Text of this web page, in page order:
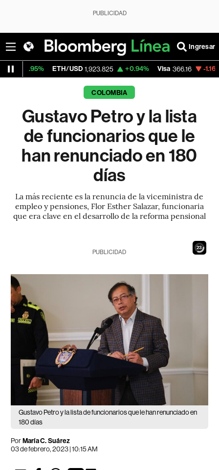
PUBLICIDAD
Ingresar
ETH/USD 1,923.825 +0.94% Visa 366.16 -1.16%
COLOMBIA
Gustavo Petro y la lista
de funcionarios que le
han renunciado en 180
días
La más reciente es la renuncia de la viceministra de
empleo y pensiones, Flor Esther Salazar, funcionaria
que era clave en el desarrollo de la reforma pensional
21
PUBLICIDAD
Gustavo Petro y la lista de funcionarios que le han renunciado en
180 días
PorMaría C. Suárez
03 de febrero, 2023 | 10:15 AM